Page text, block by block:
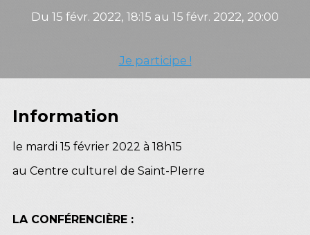
Du 15 févr. 2022, 18:15 au 15 févr. 2022, 20:00
Je participe !
Information
le mardi 15 février 2022 à 18h15
au Centre culturel de Saint-PIerre
LA CONFÉRENCIÈRE :